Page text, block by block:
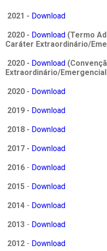
2021 - Download
2020 - Download (Termo
Caráter Extraordinário/
2020 - Download
Extraordinário/
2020 - Download
2019 - Download
2018 - Download
2017 - Download
2016 - Download
2015 - Download
2014 - Download
2013 - Download
2012 - Download